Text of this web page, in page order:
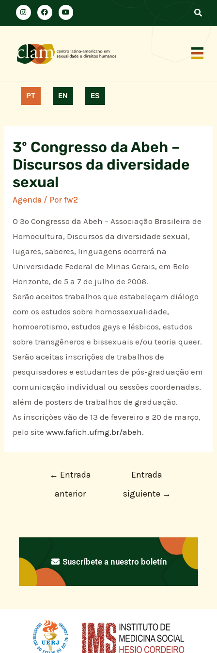
PT EN ES
3º Congresso da Abeh –
Discursos da diversidade
sexual
Agenda / Porfw2
O 3º Congresso da Abeh – Associação Brasileira de
Homocultura, Discursos da diversidade sexual,
lugares, saberes, linguagens ocorrerá na
Universidade Federal de Minas Gerais, em Belo
Horizonte, de 5 a 7 de julho de 2006.
Serão aceitos trabalhos que estabeleçam diálogo
com os estudos sobre homossexualidade,
homoerotismo, estudos gays e lésbicos, estudos
sobre transgêneros e bissexuais e/ou teoria queer.
Serão aceitas inscrições de trabalhos de
pesquisadores e estudantes de pós-graduação em
comunicação individual ou sessões coordenadas,
além de posters de trabalhos de graduação.
As inscrições vão de 13 de fevereiro a 20 de março,
pelo sitewww.fafich.ufmg.br/abeh.
← Entrada
anterior
Entrada
siguiente →
Suscríbete a nuestro boletín